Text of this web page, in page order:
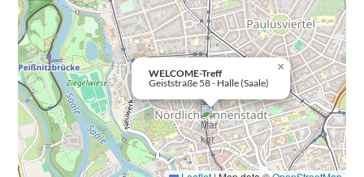
WELCOME-Treff
Geiststraße 58 - Halle (Saale)
×